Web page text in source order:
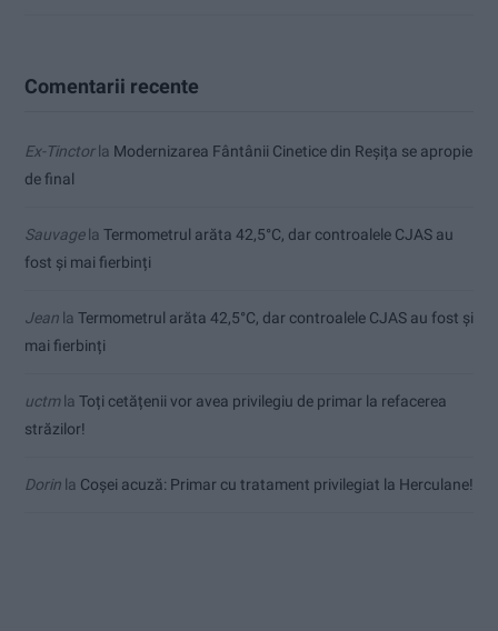
Comentarii recente
Ex-Tinctorla Modernizarea Fântânii Cinetice din Reșița se apropie
de final
Sauvagela Termometrul arăta 42,5°C, dar controalele CJAS au
fost și mai fierbinți
Jean la Termometrul arăta 42,5°C, dar controalele CJAS au fost și
mai fierbinți
uctmla Toți cetățenii vor avea privilegiu de primar la refacerea
străzilor!
Dorin la Coșei acuză: Primar cu tratament privilegiat la Herculane!